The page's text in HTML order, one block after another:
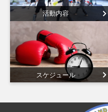
活動内容
スケジュール